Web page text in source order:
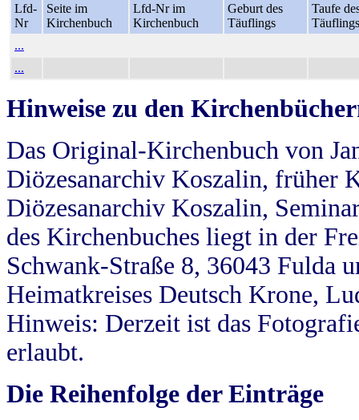
Lfd-
Nr
Seite im
Kirchenbuch
Lfd-Nr im
Kirchenbuch
Geburt des
Täuflings
Taufe
Täuflings
...
...
Hinweise zu den
Das Original-Kirchenbuch von
Diözesanarchiv Koszalin, früher
Diözesanarchiv Koszalin,
des Kirchenbuches liegt in der
Schwank-Straße 8, 36043 Fulda
Heimatkreises Deutsch Krone,
Hinweis: Derzeit ist das
erlaubt.
Die Reihenfolge der Einträge